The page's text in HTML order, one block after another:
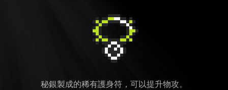
秘銀製成的稀有護身符，可以提升物攻。